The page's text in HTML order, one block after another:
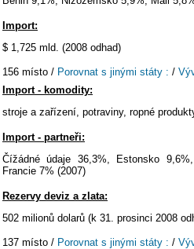
Import:
$ 1,725 mld. (2008 odhad)
156 místo / Porovnat s jinými státy : /
Import - komodity:
stroje a zařízení, potraviny, ropné
Import - partneři:
Čížádné údaje 36,3%, Estonsko
Francie 7% (2007)
Rezervy deviz a zlata:
502 milionů dolarů (k 31. prosinci 2008
137 místo / Porovnat s jinými státy : /